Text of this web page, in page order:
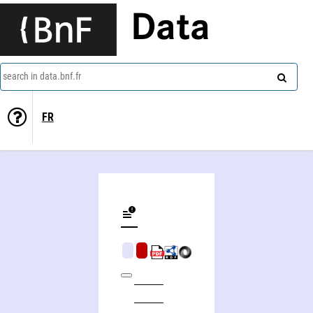
Data
search in data.bnf.fr
FR